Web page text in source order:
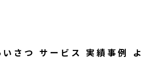
さつ サービス 実績事例